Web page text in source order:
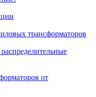
трансформаторов
от